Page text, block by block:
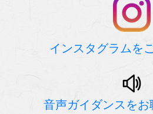
インスタグラムを
音声ガイダンスを